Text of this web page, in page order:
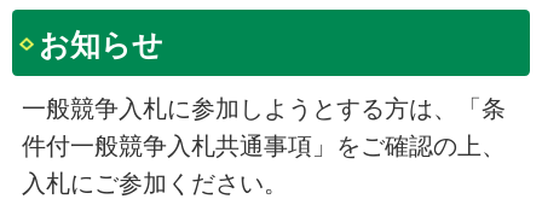
お知らせ
一般競争入札に参加しようとする方は、「条
件付一般競争入札共通事項」をご確認の上、
入札にご参加ください。